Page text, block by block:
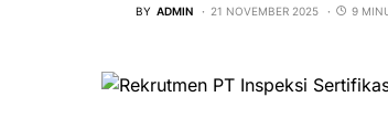
BY ADMIN 21 NOVEMBER 2025 9